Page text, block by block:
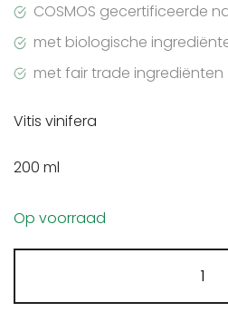
was:
32.00 €.25.60
COSMOS gecertificeerde
met biologische
met fair trade ingrediënten
Vitis vinifera
200 ml
Op voorraad
olie